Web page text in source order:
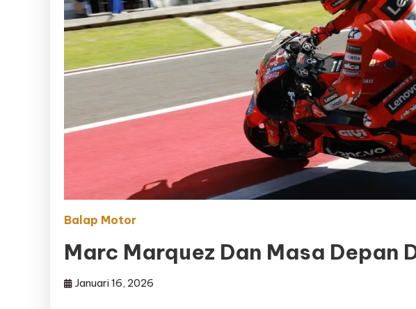
Balap Motor
Marc Marquez Dan Masa Depan
Januari 16, 2026